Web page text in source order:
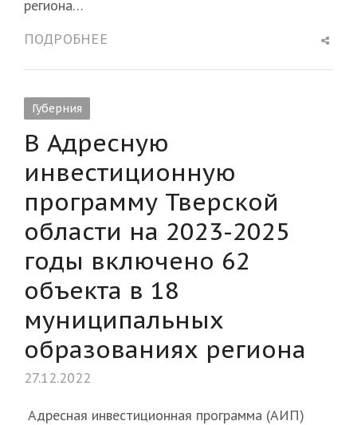
региона…
ПОДРОБНЕЕ
post
Губерния
В Адресную
инвестиционную
программу Тверской
области на 2023-2025
годы включено 62
объекта в 18
муниципальных
образованиях региона
27.12.2022
Адресная инвестиционная программа (АИП)